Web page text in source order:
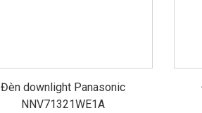
Đèn downlight Panasonic
NNV71321WE1A